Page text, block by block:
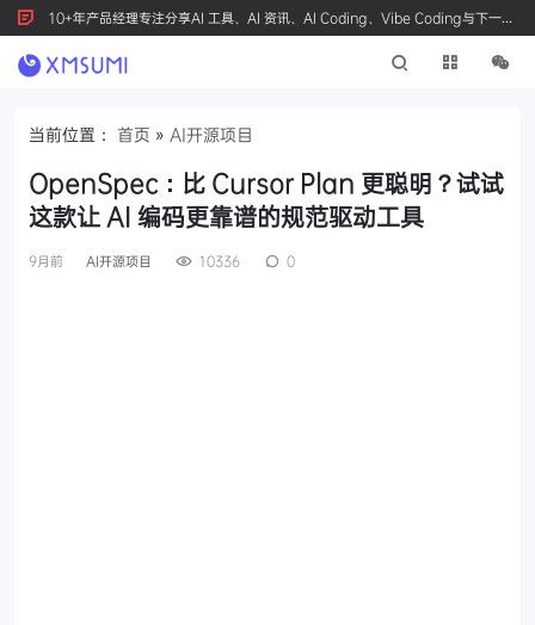
10+年产品经理专注分享AI 工具、AI 资讯、AI Coding、Vibe Coding与下一代
产品创新，按 Ctrl+D 收藏我们
当前位置： 首页 » AI开源项目
OpenSpec：比 Cursor Plan 更聪明？试试
这款让 AI 编码更靠谱的规范驱动工具
9月前 AI开源项目 10336 0